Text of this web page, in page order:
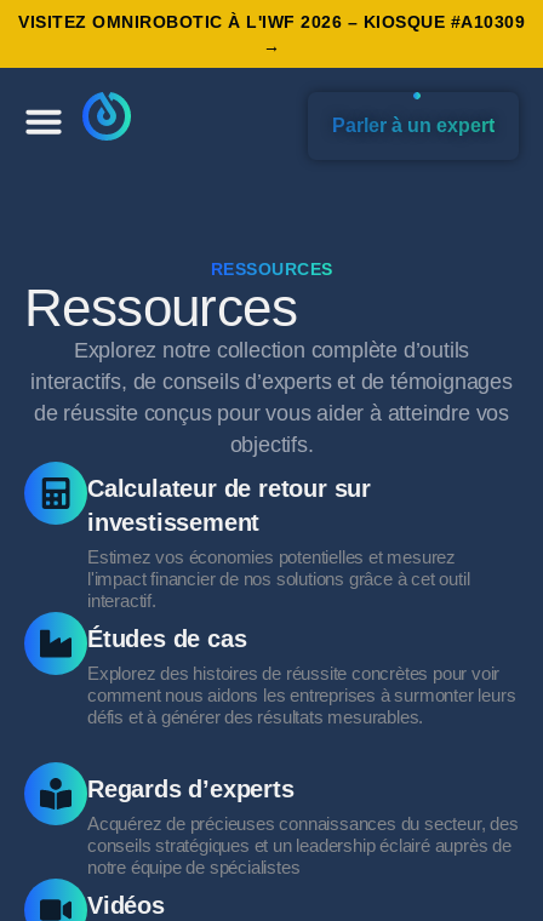
VISITEZ OMNIROBOTIC À L'IWF 2026 – KIOSQUE #A10309
→
Parler à un expert
RESSOURCES
Ressources
Explorez notre collection complète d’outils
interactifs, de conseils d’experts et de témoignages
de réussite conçus pour vous aider à atteindre vos
objectifs.
Calculateur de retour sur
investissement
Estimez vos économies potentielles et mesurez
l'impact financier de nos solutions grâce à cet outil
interactif.
Études de cas
Explorez des histoires de réussite concrètes pour voir
comment nous aidons les entreprises à surmonter leurs
défis et à générer des résultats mesurables.
Regards d’experts
Acquérez de précieuses connaissances du secteur, des
conseils stratégiques et un leadership éclairé auprès de
notre équipe de spécialistes
Vidéos